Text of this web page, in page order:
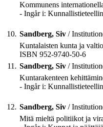
Kommunens
- Ingår i:
10. Sandberg, Siv /
Kuntalaisten kunta ja
ISBN 952-9740-50-6
11. Sandberg, Siv /
Kuntarakenteen
- Ingår i:
12. Sandberg, Siv /
Mitä mieltä politiikot ja